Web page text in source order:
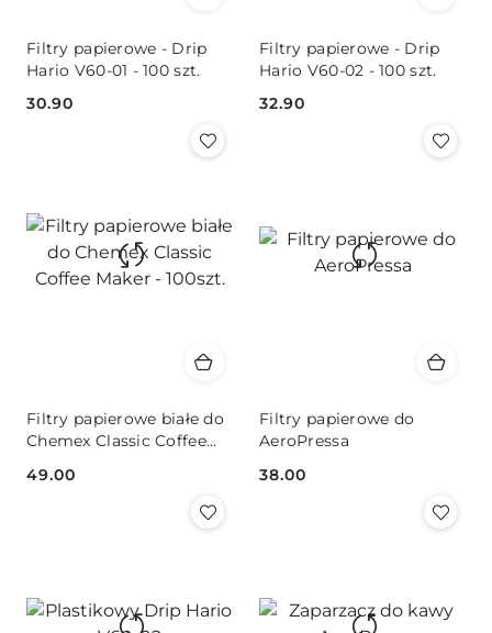
Filtry papierowe - Drip
Hario V60-01 - 100 szt.
Cena:
30.90
Filtry papierowe - Drip
Hario V60-02 - 100 szt.
Cena:
32.90
Filtry papierowe białe do
Chemex Classic Coffee
Cena:
49.00
Filtry papierowe do
AeroPressa
Cena:
38.00